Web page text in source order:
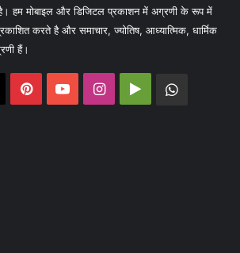
हम मोबाइल और डिजिटल प्रकाशन में अग्रणी के रूप में
करते है और समाचार, ज्योतिष, आध्यात्मिक, धार्मिक
हैं।
PinterestYouTubeInstagram
Google